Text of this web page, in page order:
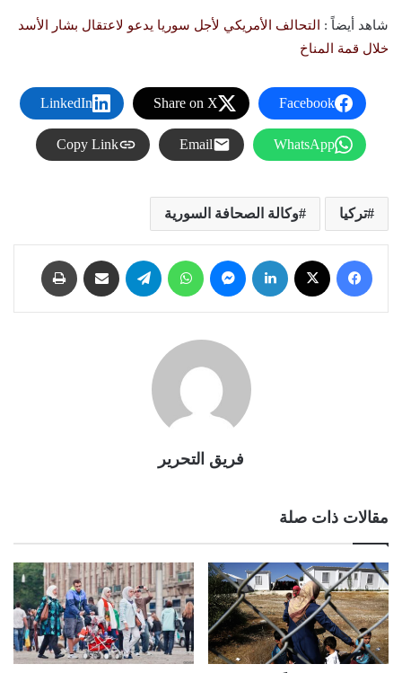
شاهد أيضاً :
التحالف الأمريكي لأجل سوريا يدعو لاعتقال بشار الأسد
خلال قمة المناخ
Facebook
Share on X
LinkedIn
WhatsApp
Email
Copy Link
تركيا وكالة الصحافة السورية
فيسبوك لينكدإن ماسنجر واتساب تيلقرام مشاركة عبر البريد
فريق التحرير
مقالات ذات صلة